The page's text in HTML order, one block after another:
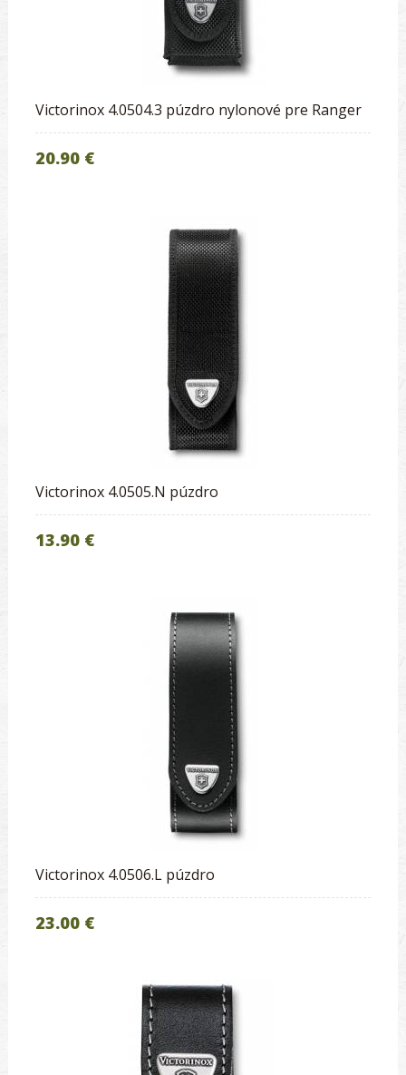
Victorinox 4.0504.3 púzdro nylonové pre Ranger
20.90 €
Victorinox 4.0505.N púzdro
13.90 €
Victorinox 4.0506.L púzdro
23.00 €